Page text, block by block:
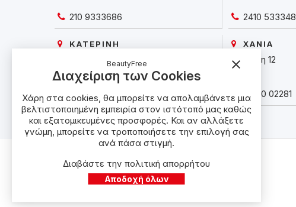
210 9333686 2410 533348
ΚΑΤΕΡΙΝΗ
Μ. Αλεξάνδρου 6
23510 25925
ΧΑΝΙΑ
Σκαλίδη 12
28210 02281
BeautyFree
Διαχείριση των Cookies
close
Χάρη στα cookies, θα μπορείτε να απολαμβάνετε μια
βελτιστοποιημένη εμπειρία στον ιστότοπό μας καθώς
και εξατομικευμένες προσφορές. Και αν αλλάξετε
γνώμη, μπορείτε να τροποποιήσετε την επιλογή σας
ανά πάσα στιγμή.
Διαβάστε την πολιτική απορρήτου
Αποδοχή όλων